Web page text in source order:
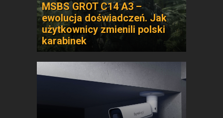
MSBS GROT C14 A3 –
ewolucja doświadczeń. Jak
użytkownicy zmienili polski
karabinek